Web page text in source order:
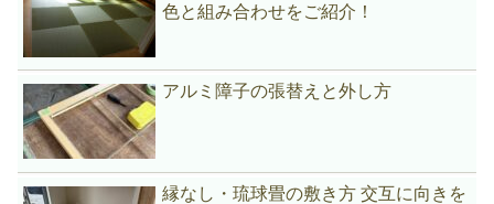
色と組み合わせをご紹介！
アルミ障子の張替えと外し方
縁なし・琉球畳の敷き方 交互に向きを